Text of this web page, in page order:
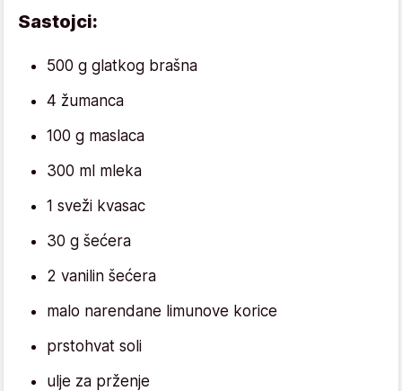
Sastojci:
500 g glatkog brašna
4 žumanca
100 g maslaca
300 ml mleka
1 sveži kvasac
30 g šećera
2 vanilin šećera
malo narendane limunove korice
prstohvat soli
ulje za prženje